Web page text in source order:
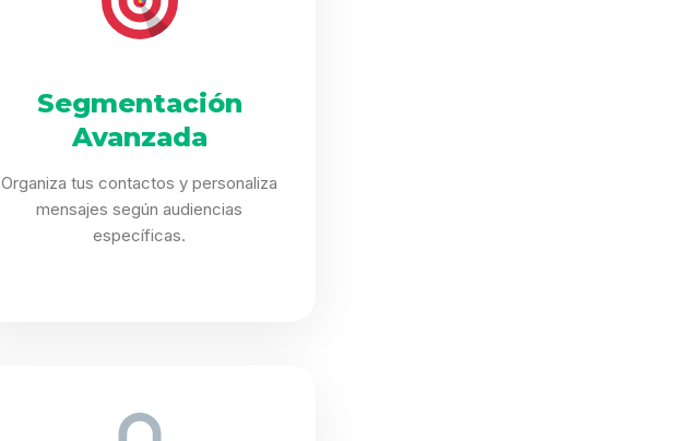
Segmentación
Avanzada
Organiza tus contactos y personaliza
mensajes según audiencias
específicas.